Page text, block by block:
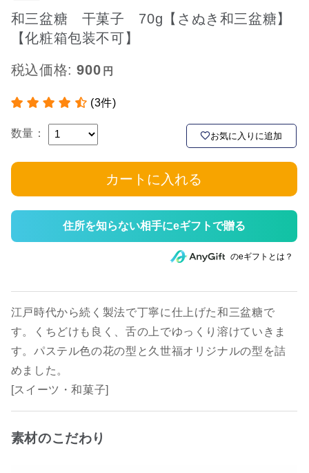
和三盆糖 干菓子 70g【さぬき和三盆糖】
【化粧箱包装不可】
税込価格:900
(3件)
数量： お気に入りに追加
カートに入れる
住所を知らない相手にeギフトで贈る
のeギフトとは？
江戸時代から続く製法で丁寧に仕上げた和三盆糖で
す。くちどけも良く、舌の上でゆっくり溶けていきま
す。パステル色の花の型と久世福オリジナルの型を詰
めました。
[スイーツ・和菓子]
素材のこだわり